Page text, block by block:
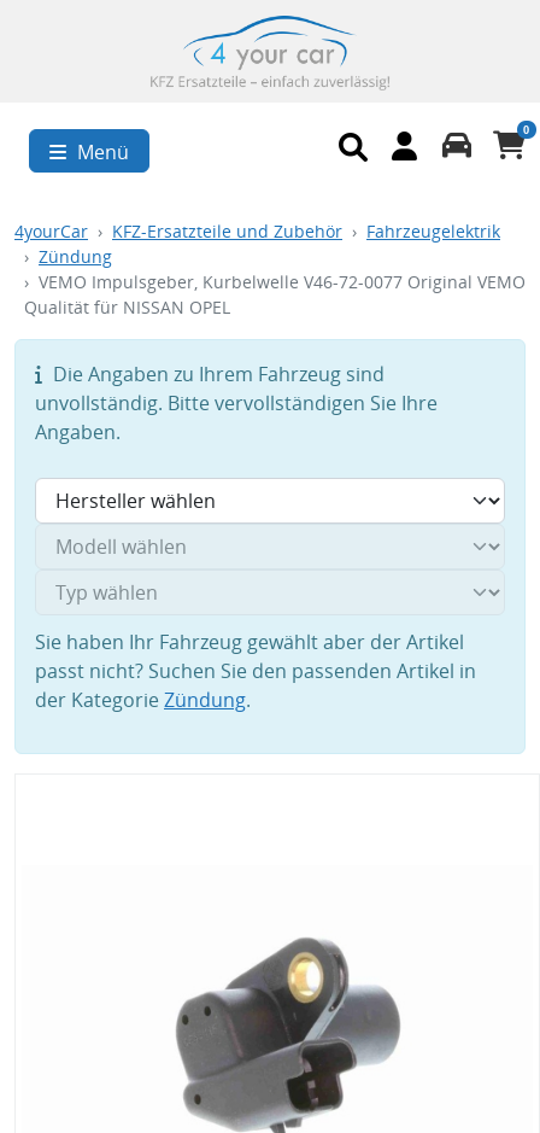
Menü
0
4yourCar KFZ-Ersatzteile und Zubehör
Fahrzeugelektrik
Zündung
VEMO Impulsgeber, Kurbelwelle V46-72-0077 Original VEMO
Qualität für NISSAN OPEL
Die Angaben zu Ihrem Fahrzeug sind
unvollständig. Bitte vervollständigen Sie Ihre
Angaben.
Sie haben Ihr Fahrzeug gewählt aber der Artikel
passt nicht? Suchen Sie den passenden Artikel in
der KategorieZündung.